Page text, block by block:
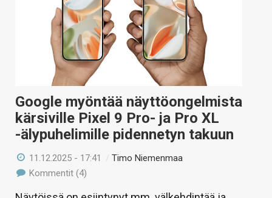
VAIHDA TEEMA
HAKU
Google myöntää näyttöongelmista
kärsiville Pixel 9 Pro- ja Pro XL
-älypuhelimille pidennetyn takuun
11.12.2025 - 17:41 /Timo Niemenmaa
Kommentit (4)